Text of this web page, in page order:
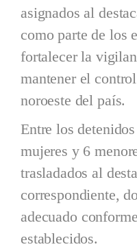
asignados al
como parte de los
fortalecer la
mantener el
noroeste del país.
Entre los
mujeres y 6
trasladados al
correspondiente,
adecuado
establecidos.